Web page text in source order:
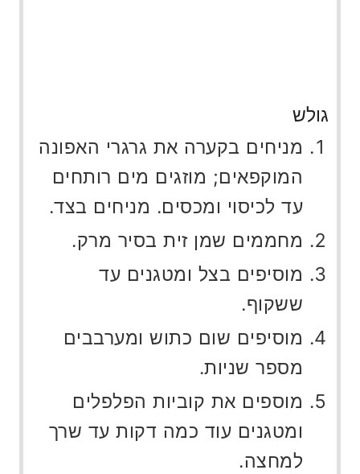
גולש
מניחים בקערה את גרגרי האפונה
המוקפאים; מוזגים מים רותחים
עד לכיסוי ומכסים. מניחים בצד.
מחממים שמן זית בסיר מרק.
מוסיפים בצל ומטגנים עד
ששקוף.
מוסיפים שום כתוש ומערבבים
מספר שניות.
מוספים את קוביות הפלפלים
ומטגנים עוד כמה דקות עד שרך
למחצה.